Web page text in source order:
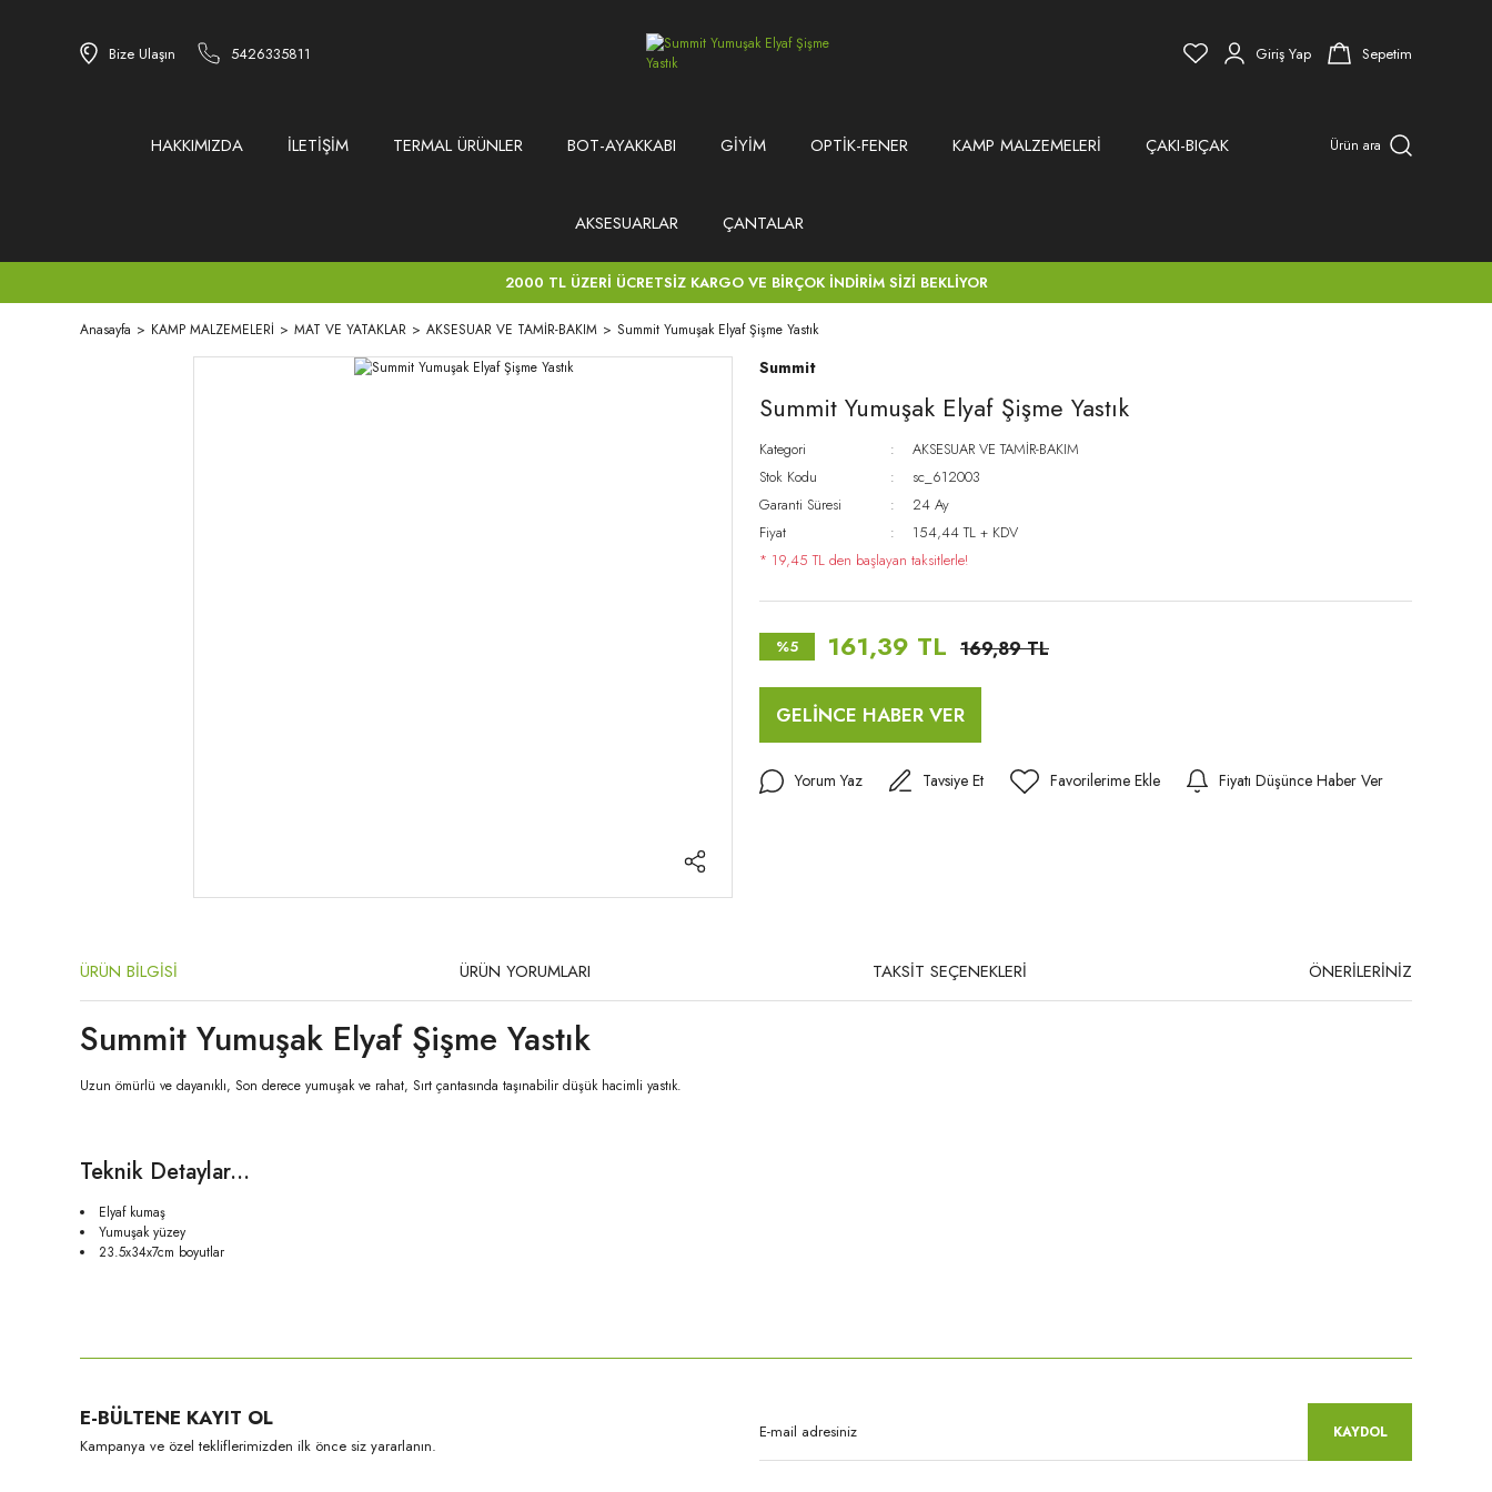
Bize Ulaşın 5426335811 Giriş Yap Sepetim
HAKKIMIZDA İLETİŞİM TERMAL ÜRÜNLER BOT-AYAKKABI GİYİM OPTİK-FENER KAMP MALZEMELERİ ÇAKI-BIÇAK
AKSESUARLAR ÇANTALAR
Ürün ara
2000 TL ÜZERİ ÜCRETSİZ KARGO VE BİRÇOK İNDİRİM SİZİ BEKLİYOR
Anasayfa KAMP MALZEMELERİ MAT VE YATAKLAR AKSESUAR VE TAMİR-BAKIM Summit Yumuşak Elyaf Şişme Yastık
Summit
Summit Yumuşak Elyaf Şişme Yastık
Kategori
AKSESUAR VE TAMİR-BAKIM
Stok Kodu
sc_612003
Garanti Süresi
24 Ay
Fiyat
154,44 TL + KDV
* 19,45 TL den başlayan taksitlerle!
%5 161,39 TL 169,89 TL
GELİNCE HABER VER
Yorum Yaz Tavsiye Et Fiyatı Düşünce Haber Ver
ÜRÜN BİLGİSİ ÜRÜN YORUMLARI TAKSİT SEÇENEKLERİ ÖNERİLERİNİZ
Summit Yumuşak Elyaf Şişme Yastık
Uzun ömürlü ve dayanıklı, Son derece yumuşak ve rahat, Sırt çantasında taşınabilir düşük hacimli yastık.
Teknik Detaylar...
Elyaf kumaş
Yumuşak yüzey
23.5x34x7cm boyutlar
Ürün açıklamasında eksik bilgiler bulunuyor.
Ürün bilgilerinde hatalar bulunuyor.
E-BÜLTENE KAYIT OL
Kampanya ve özel tekliflerimizden ilk önce siz yararlanın.
KAYDOL